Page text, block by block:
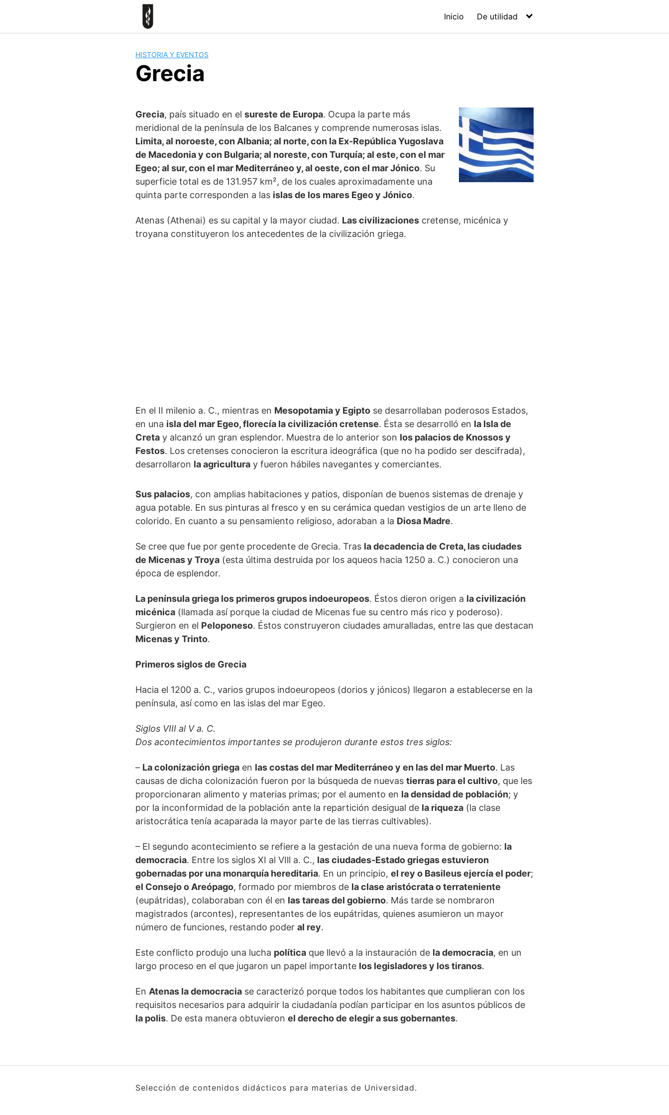
Inicio De utilidad
HISTORIA Y EVENTOS
Grecia
Grecia, país situado en el sureste de Europa. Ocupa la parte más
meridional de la península de los Balcanes y comprende numerosas islas.
Limita, al noroeste, con Albania; al norte, con la Ex-República Yugoslava
de Macedonia y con Bulgaria; al noreste, con Turquía; al este, con el mar
Egeo; al sur, con el mar Mediterráneo y, al oeste, con el mar Jónico. Su
superficie total es de 131.957 km², de los cuales aproximadamente una
quinta parte corresponden a las islas de los mares Egeo y Jónico.
Atenas (Athenai) es su capital y la mayor ciudad. Las civilizaciones cretense, micénica y
troyana constituyeron los antecedentes de la civilización griega.
En el II milenio a. C., mientras en Mesopotamia y Egipto se desarrollaban poderosos Estados,
en una isla del mar Egeo, florecía la civilización cretense. Ésta se desarrolló en la Isla de
Creta y alcanzó un gran esplendor. Muestra de lo anterior son los palacios de Knossos y
Festos. Los cretenses conocieron la escritura ideográfica (que no ha podido ser descifrada),
desarrollaron la agricultura y fueron hábiles navegantes y comerciantes.
Sus palacios, con amplias habitaciones y patios, disponían de buenos sistemas de drenaje y
agua potable. En sus pinturas al fresco y en su cerámica quedan vestigios de un arte lleno de
colorido. En cuanto a su pensamiento religioso, adoraban a la Diosa Madre.
Se cree que fue por gente procedente de Grecia. Tras la decadencia de Creta, las ciudades
de Micenas y Troya (esta última destruida por los aqueos hacia 1250 a. C.) conocieron una
época de esplendor.
La península griega los primeros grupos indoeuropeos. Éstos dieron origen a la civilización
micénica (llamada así porque la ciudad de Micenas fue su centro más rico y poderoso).
Surgieron en el Peloponeso. Éstos construyeron ciudades amuralladas, entre las que destacan
Micenas y Trinto.
Primeros siglos de Grecia
Hacia el 1200 a. C., varios grupos indoeuropeos (dorios y jónicos) llegaron a establecerse en la
península, así como en las islas del mar Egeo.
Siglos VIII al V a. C.
Dos acontecimientos importantes se produjeron durante estos tres siglos:
– La colonización griega en las costas del mar Mediterráneo y en las del mar Muerto. Las
causas de dicha colonización fueron por la búsqueda de nuevas tierras para el cultivo, que les
proporcionaran alimento y materias primas; por el aumento en la densidad de población; y
por la inconformidad de la población ante la repartición desigual de la riqueza (la clase
aristocrática tenía acaparada la mayor parte de las tierras cultivables).
– El segundo acontecimiento se refiere a la gestación de una nueva forma de gobierno: la
democracia. Entre los siglos XI al VIll a. C., las ciudades-Estado griegas estuvieron
gobernadas por una monarquía hereditaria. En un principio, el rey o Basileus ejercía el poder;
el Consejo o Areópago, formado por miembros de la clase aristócrata o terrateniente
(eupátridas), colaboraban con él en las tareas del gobierno. Más tarde se nombraron
magistrados (arcontes), representantes de los eupátridas, quienes asumieron un mayor
número de funciones, restando poder al rey.
Este conflicto produjo una lucha política que llevó a la instauración de la democracia, en un
largo proceso en el que jugaron un papel importante los legisladores y los tiranos.
En Atenas la democracia se caracterizó porque todos los habitantes que cumplieran con los
requisitos necesarios para adquirir la ciudadanía podían participar en los asuntos públicos de
la polis. De esta manera obtuvieron el derecho de elegir a sus gobernantes.
Selección de contenidos didácticos para materias de Universidad.